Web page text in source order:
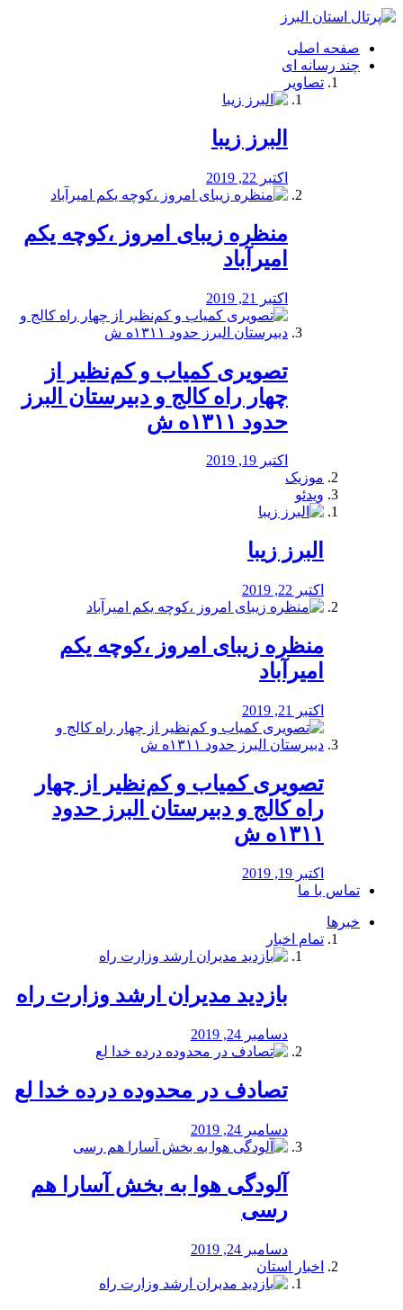
فصد
شرق
تهران
خشکشویی
صفحه اصلی
چند رسانه ای
تصاویر
البرز زیبا
اکتبر 22, 2019
منظره‌‌ زیبای امروز ،کوچه یکم
امیرآباد
اکتبر 21, 2019
️تصویری کمیاب و کم‌نظیر از
چهار راه كالج و دبيرستان البرز
حدود ۱۳۱۱ه ش
اکتبر 19, 2019
موزیک
ویدئو
البرز زیبا
اکتبر 22, 2019
منظره‌‌ زیبای امروز ،کوچه یکم
امیرآباد
اکتبر 21, 2019
️تصویری کمیاب و کم‌نظیر از چهار
راه كالج و دبيرستان البرز حدود
۱۳۱۱ه ش
اکتبر 19, 2019
تماس با ما
خبرها
تمام اخبار
بازدید مدیران ارشد وزارت راه
دسامبر 24, 2019
تصادف در محدوده درده خدا لع
دسامبر 24, 2019
آلودگی هوا به بخش آسارا هم
رسی
دسامبر 24, 2019
اخبار استان